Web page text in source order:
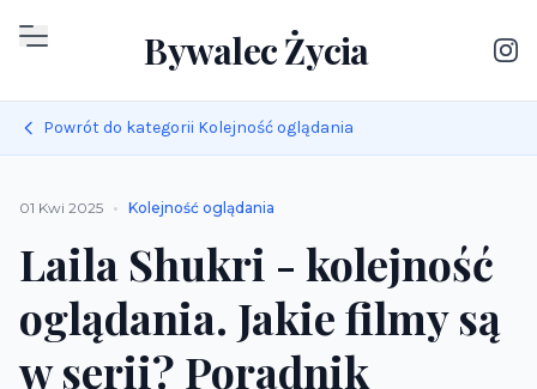
Bywalec Życia
Powrót do kategorii Kolejność oglądania
01 Kwi 2025 • Kolejność oglądania
Laila Shukri - kolejność
oglądania. Jakie filmy są
w serii? Poradnik